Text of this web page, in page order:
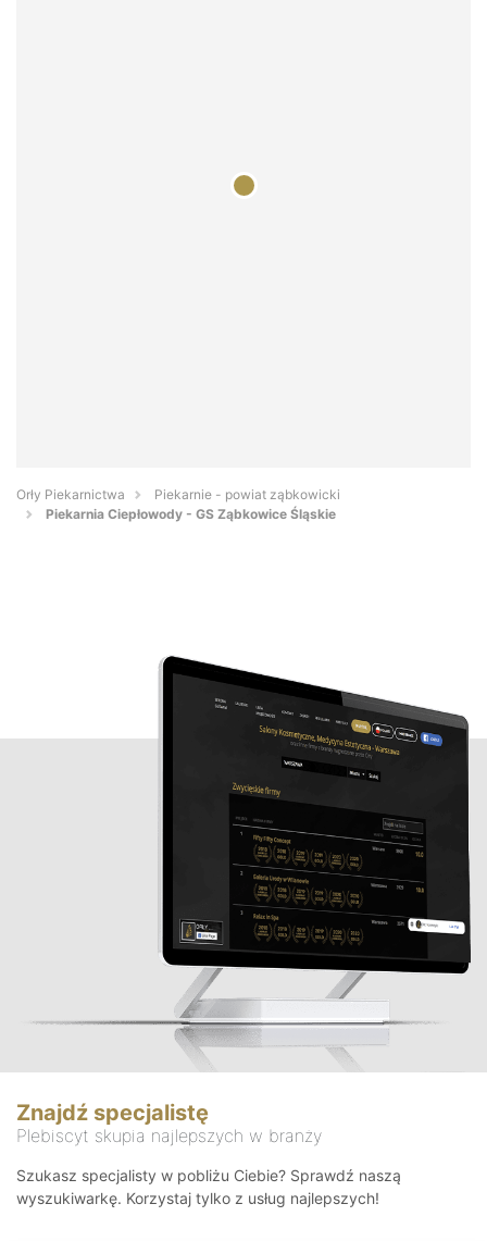
Orły Piekarnictwa
Piekarnie - powiat ząbkowicki
Piekarnia Ciepłowody - GS Ząbkowice Śląskie
Znajdź specjalistę
Plebiscyt skupia najlepszych w branży
Szukasz specjalisty w pobliżu Ciebie? Sprawdź naszą
wyszukiwarkę. Korzystaj tylko z usług najlepszych!